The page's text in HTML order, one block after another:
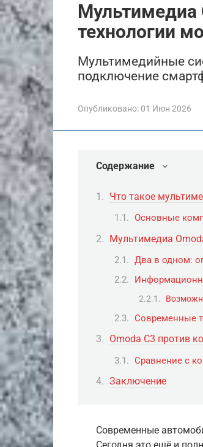
Мультимедиа
технологии
Мультимедийные
подключение
Опубликовано: 01 Июн 2026
Содержание
Что такое
Основные
Мультимедиа
Два в одном:
Современные
Omoda C3 против
Сравнение с
Заключение
Современные